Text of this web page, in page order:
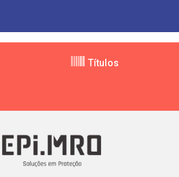
Títulos